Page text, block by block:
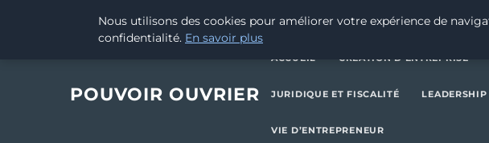
28 AOÛT 2025
POUVOIR OUVRIER
ACCUEIL CRÉATION D’ENTREPRISE
JURIDIQUE ET FISCALITÉ
VIE D’ENTREPRENEUR
Nous utilisons des cookies pour améliorer votre expérience de
confidentialité. En savoir plus